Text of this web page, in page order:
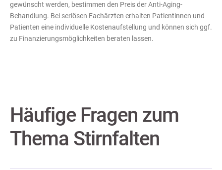
gewünscht werden, bestimmen den Preis der Anti-Aging-
Behandlung. Bei seriösen Fachärzten erhalten Patientinnen und
Patienten eine individuelle Kostenaufstellung und können sich ggf.
zu Finanzierungsmöglichkeiten beraten lassen.
Häufige Fragen zum
Thema Stirnfalten